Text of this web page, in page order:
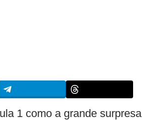
1 como a grande surpresa